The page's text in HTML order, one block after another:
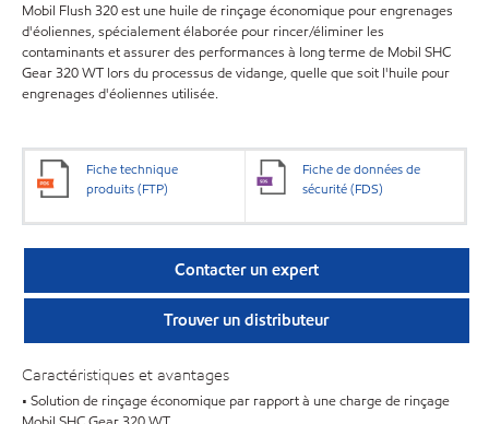
Mobil Flush 320 est une huile de rinçage économique pour engrenages
d'éoliennes, spécialement élaborée pour rincer/éliminer les
contaminants et assurer des performances à long terme de Mobil SHC
Gear 320 WT lors du processus de vidange, quelle que soit l'huile pour
engrenages d'éoliennes utilisée.
Fiche technique
produits (FTP)
Fiche de données de
sécurité (FDS)
Contacter un expert
Trouver un distributeur
Caractéristiques et avantages
• Solution de rinçage économique par rapport à une charge de rinçage